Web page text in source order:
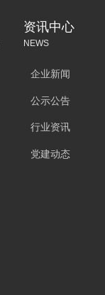
资讯中心
NEWS
企业新闻
公示公告
行业资讯
党建动态